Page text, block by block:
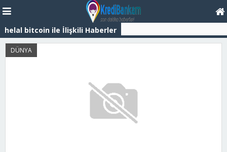
helal bitcoin ile İlişkili Haberler
DÜNYA